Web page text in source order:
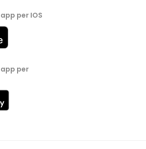
per IOS
per